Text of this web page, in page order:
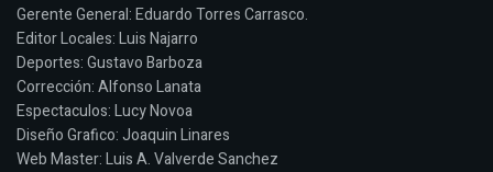
Gerente General: Eduardo Torres Carrasco.
Editor Locales: Luis Najarro
Deportes: Gustavo Barboza
Corrección: Alfonso Lanata
Espectaculos: Lucy Novoa
Diseño Grafico: Joaquin Linares
Web Master: Luis A. Valverde Sanchez